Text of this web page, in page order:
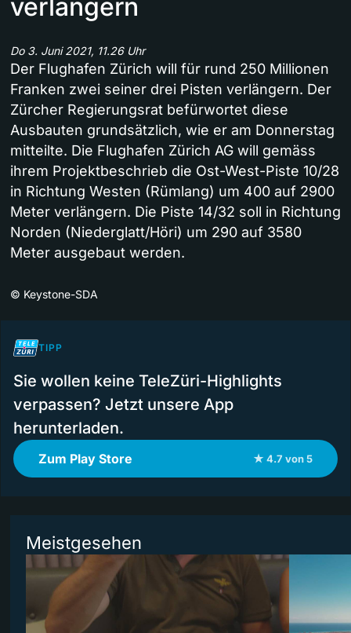
verlängern
Do 3. Juni 2021, 11.26 Uhr
Der Flughafen Zürich will für rund 250 Millionen
Franken zwei seiner drei Pisten verlängern. Der
Zürcher Regierungsrat befürwortet diese
Ausbauten grundsätzlich, wie er am Donnerstag
mitteilte. Die Flughafen Zürich AG will gemäss
ihrem Projektbeschrieb die Ost-West-Piste 10/28
in Richtung Westen (Rümlang) um 400 auf 2900
Meter verlängern. Die Piste 14/32 soll in Richtung
Norden (Niederglatt/Höri) um 290 auf 3580
Meter ausgebaut werden.
© Keystone-SDA
TIPP
Sie wollen keine TeleZüri-Highlights
verpassen? Jetzt unsere App
herunterladen.
Zum Play Store ★ 4.7 von 5
Meistgesehen